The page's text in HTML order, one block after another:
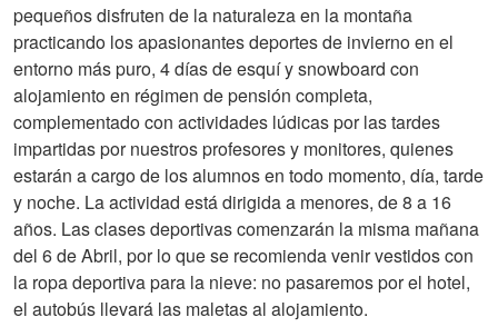
pequeños disfruten de la naturaleza en la montaña
practicando los apasionantes deportes de invierno en el
entorno más puro, 4 días de esquí y snowboard con
alojamiento en régimen de pensión completa,
complementado con actividades lúdicas por las tardes
impartidas por nuestros profesores y monitores, quienes
estarán a cargo de los alumnos en todo momento, día, tarde
y noche. La actividad está dirigida a menores, de 8 a 16
años. Las clases deportivas comenzarán la misma mañana
del 6 de Abril, por lo que se recomienda venir vestidos con
la ropa deportiva para la nieve: no pasaremos por el hotel,
el autobús llevará las maletas al alojamiento.